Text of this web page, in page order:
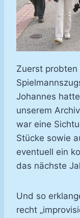
Zuerst probten
Johannes
unserem
war eine
Stücke sowie
eventuell ein
das nächste
Und so
recht